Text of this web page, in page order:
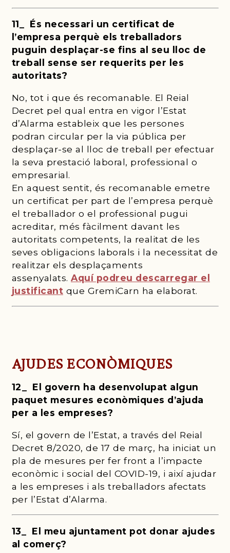
11_ És necessari un certificat de
l’empresa perquè els treballadors
puguin desplaçar-se fins al seu lloc de
treball sense ser requerits per les
autoritats?
No, tot i que és recomanable. El Reial
Decret pel qual entra en vigor l’Estat
d’Alarma estableix que les persones
podran circular per la via pública per
desplaçar-se al lloc de treball per efectuar
la seva prestació laboral, professional o
empresarial.
En aquest sentit, és recomanable emetre
un certificat per part de l’empresa perquè
el treballador o el professional pugui
acreditar, més fàcilment davant les
autoritats competents, la realitat de les
seves obligacions laborals i la necessitat de
realitzar els desplaçaments
assenyalats. Aquí podreu descarregar el
justificant que GremiCarn ha elaborat.
AJUDES ECONÒMIQUES
12_ El govern ha desenvolupat algun
paquet mesures econòmiques d’ajuda
per a les empreses?
Sí, el govern de l’Estat, a través del Reial
Decret 8/2020, de 17 de març, ha iniciat un
pla de mesures per fer front a l’impacte
econòmic i social del COVID-19, i així ajudar
a les empreses i als treballadors afectats
per l’Estat d’Alarma.
13_ El meu ajuntament pot donar ajudes
al comerç?